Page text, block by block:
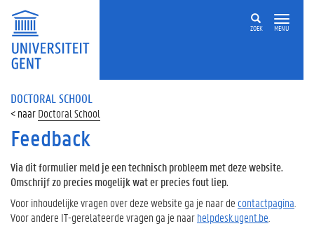
ZOEK MENU
DOCTORAL SCHOOL
Doctoral School
Feedback
Via dit formulier meld je een technisch probleem met deze website.
Omschrijf zo precies mogelijk wat er precies fout liep.
Voor inhoudelijke vragen over deze website ga je naar de contactpagina
Voor andere IT-gerelateerde vragen ga je naarhelpdesk.ugent.be